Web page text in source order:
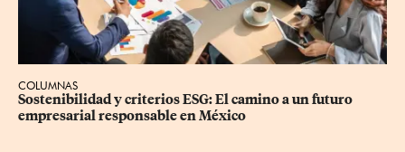
COLUMNAS
Sostenibilidad y criterios ESG: El camino a un futuro
empresarial responsable en México